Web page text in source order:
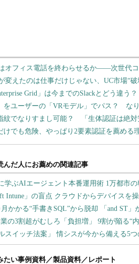
はオフィス電話を終わらせるか――次世代
が変えたのは仕事だけじゃない、UC市場“
Grid」は今までのSlackとどう違
をユーザーの「VRモデル」でパス？ な
紋でなりすまし可能？ 「生体認証は絶対
けでも危険、やっぱり2要素認証を薦める
たい事例資料／製品資料／レポート